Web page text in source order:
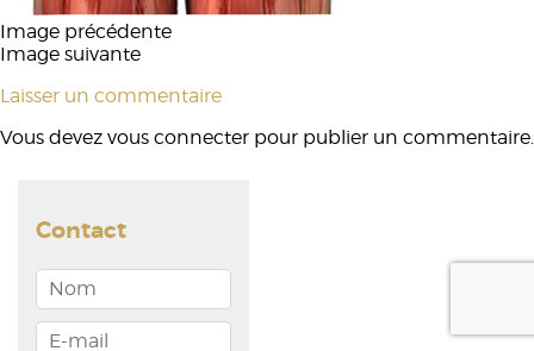
Image précédente
Image suivante
Laisser un commentaire
Vous devez vous connecter pour publier un commentaire.
Contact